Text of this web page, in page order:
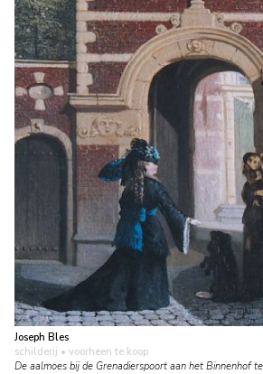
Joseph Bles
schilderij • voorheen te koop
De aalmoes bij de Grenadierspoort aan het Binnenhof